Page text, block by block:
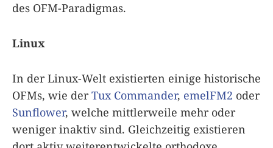
des OFM-Paradigmas.
Linux
In der Linux-Welt existierten einige historische
OFMs, wie derTux Commander, emelFM2 oder
Sunflower, welche mittlerweile mehr oder
weniger inaktiv sind. Gleichzeitig existieren